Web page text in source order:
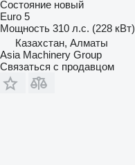
Состояние новый
Euro 5
Мощность 310 л.с. (228 кВт)
Казахстан, Алматы
Asia Machinery Group
Связаться с продавцом